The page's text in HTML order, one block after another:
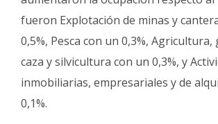
fueron Explotación de minas y
0,5%, Pesca con un 0,3%, Agricultura,
caza y silvicultura con un 0,3%, y
inmobiliarias, empresariales y de
0,1%.